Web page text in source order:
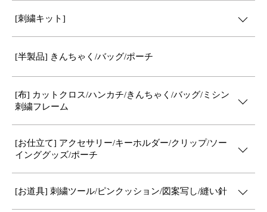
[刺繍キット]
[半製品] きんちゃく/バッグ/ポーチ
[布] カットクロス/ハンカチ/きんちゃく/バッグ/ミシン
刺繍フレーム
[お仕立て] アクセサリー/キーホルダー/クリップ/ソー
インググッズ/ポーチ
[お道具] 刺繍ツール/ピンクッション/図案写し/縫い針